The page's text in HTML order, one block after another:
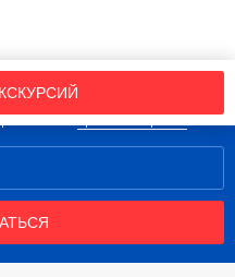
новостей!
правила портала